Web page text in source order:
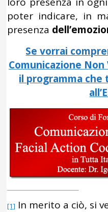
poter indicare, in
presenza
Se vorrai
Comunicazione
il programma
[1] In merito a ciò, si